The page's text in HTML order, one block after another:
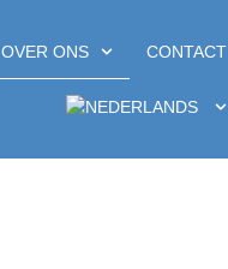
OVER ONS CONTACT